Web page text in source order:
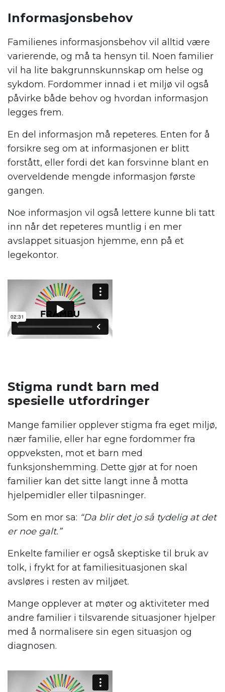
Informasjonsbehov
Familienes informasjonsbehov vil alltid være
varierende, og må ta hensyn til. Noen familier
vil ha lite bakgrunnskunnskap om helse og
sykdom. Fordommer innad i et miljø vil også
påvirke både behov og hvordan informasjon
legges frem.
En del informasjon må repeteres. Enten for å
forsikre seg om at informasjonen er blitt
forstått, eller fordi det kan forsvinne blant en
overveldende mengde informasjon første
gangen.
Noe informasjon vil også lettere kunne bli tatt
inn når det repeteres muntlig i en mer
avslappet situasjon hjemme, enn på et
legekontor.
Stigma rundt barn med
spesielle utfordringer
Mange familier opplever stigma fra eget miljø,
nær familie, eller har egne fordommer fra
oppveksten, mot et barn med
funksjonshemming. Dette gjør at for noen
familier kan det sitte langt inne å motta
hjelpemidler eller tilpasninger.
Som en mor sa: “Da blir det jo så tydelig at det
er noe galt.”
Enkelte familier er også skeptiske til bruk av
tolk, i frykt for at familiesituasjonen skal
avsløres i resten av miljøet.
Mange opplever at møter og aktiviteter med
andre familier i tilsvarende situasjoner hjelper
med å normalisere sin egen situasjon og
diagnosen.